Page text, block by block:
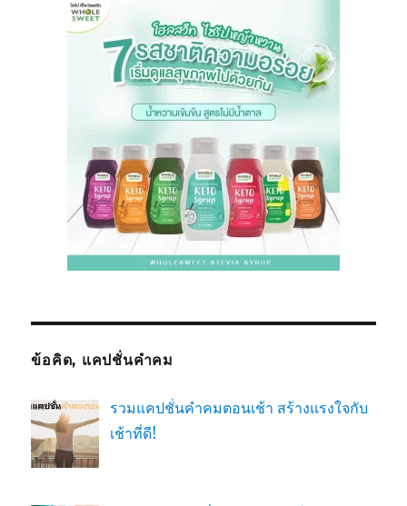
ข้อคิด, แคปชั่นคำคม
รวมแคปชั่นคำคมตอนเช้า สร้างแรงใจกับ
เช้าที่ดี!